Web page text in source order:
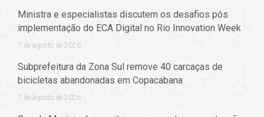
Ministra e especialistas discutem os desafios pós
implementação do ECA Digital no Rio Innovation Week
7 de agosto de 2026
Subprefeitura da Zona Sul remove 40 carcaças de
bicicletas abandonadas em Copacabana
7 de agosto de 2026